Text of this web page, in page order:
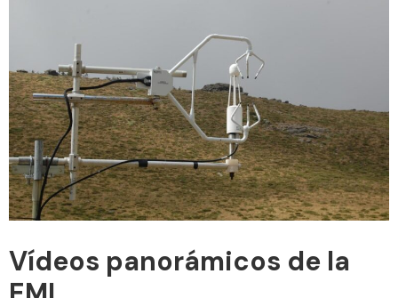
Vídeos panorámicos de la